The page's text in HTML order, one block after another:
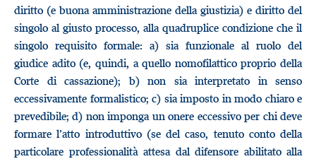
diritto (e buona amministrazione della giustizia) e diritto del
singolo al giusto processo, alla quadruplice condizione che il
singolo requisito formale: a) sia funzionale al ruolo del
giudice adito (e, quindi, a quello nomofilattico proprio della
Corte di cassazione); b) non sia interpretato in senso
eccessivamente formalistico; c) sia imposto in modo chiaro e
prevedibile; d) non imponga un onere eccessivo per chi deve
formare l’atto introduttivo (se del caso, tenuto conto della
particolare professionalità attesa dal difensore abilitato alla